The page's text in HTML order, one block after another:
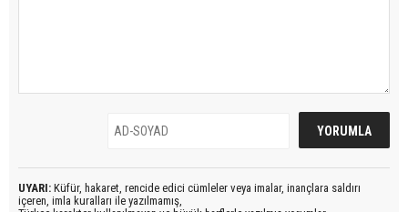
UYARI: Küfür, hakaret, rencide edici cümleler veya imalar, inançlara saldırı
içeren, imla kuralları ile yazılmamış,